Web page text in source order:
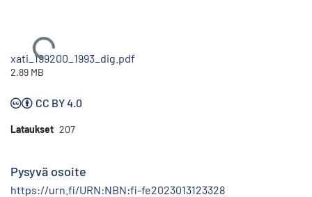
Ladataan...
xati_199200_1993_dig.pdf
2.89 MB
CC BY 4.0
Lataukset 207
Pysyvä osoite
https://urn.fi/URN:NBN:fi-fe2023013123328